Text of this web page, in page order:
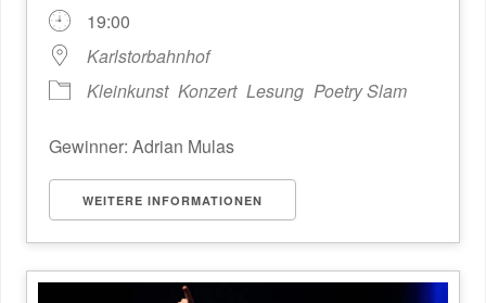
19:00
Karlstorbahnhof
Kleinkunst Konzert Lesung Poetry Slam
Gewinner: Adrian Mulas
WEITERE INFORMATIONEN